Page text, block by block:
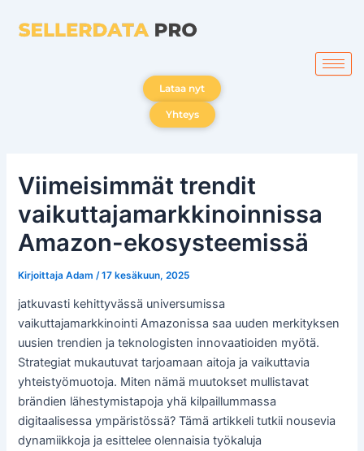
sisältöön
Lataa nyt
Yhteys
Viimeisimmät trendit
vaikuttajamarkkinoinnissa
Amazon-ekosysteemissä
KirjoittajaAdam /17 kesäkuun, 2025
jatkuvasti kehittyvässä universumissa
vaikuttajamarkkinointi Amazonissa saa uuden merkityksen
uusien trendien ja teknologisten innovaatioiden myötä.
Strategiat mukautuvat tarjoamaan aitoja ja vaikuttavia
yhteistyömuotoja. Miten nämä muutokset mullistavat
brändien lähestymistapoja yhä kilpaillummassa
digitaalisessa ympäristössä? Tämä artikkeli tutkii nousevia
dynamiikkoja ja esittelee olennaisia työkaluja